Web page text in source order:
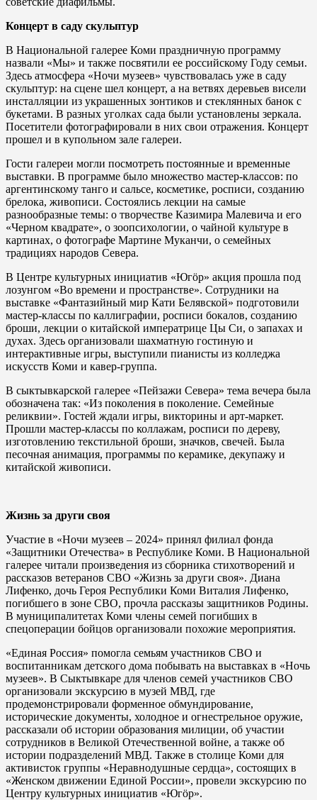
Концерт в саду скульптур
В Национальной галерее Коми праздничную программу
назвали «Мы» и также посвятили ее российскому Году семьи.
Здесь атмосфера «Ночи музеев» чувствовалась уже в саду
скульптур: на сцене шел концерт, а на ветвях деревьев висели
инсталляции из украшенных зонтиков и стеклянных банок с
букетами. В разных уголках сада были установлены зеркала.
Посетители фотографировали в них свои отражения. Концерт
прошел и в купольном зале галереи.
Гости галереи могли посмотреть постоянные и временные
выставки. В программе было множество мастер-классов: по
аргентинскому танго и сальсе, косметике, росписи, созданию
брелока, живописи. Состоялись лекции на самые
разнообразные темы: о творчестве Казимира Малевича и его
«Черном квадрате», о зоопсихологии, о чайной культуре в
картинах, о фотографе Мартине Муканчи, о семейных
традициях народов Севера.
В Центре культурных инициатив «Югöр» акция прошла под
лозунгом «Во времени и пространстве». Сотрудники на
выставке «Фантазийный мир Кати Белявской» подготовили
мастер-классы по каллиграфии, росписи бокалов, созданию
броши, лекции о китайской императрице Цы Си, о запахах и
духах. Здесь организовали шахматную гостиную и
интерактивные игры, выступили пианисты из колледжа
искусств Коми и кавер-группа.
В сыктывкарской галерее «Пейзажи Севера» тема вечера была
обозначена так: «Из поколения в поколение. Семейные
реликвии». Гостей ждали игры, викторины и арт-маркет.
Прошли мастер-классы по коллажам, росписи по дереву,
изготовлению текстильной броши, значков, свечей. Была
песочная анимация, программы по керамике, декупажу и
китайской живописи.
Жизнь за други своя
Участие в «Ночи музеев – 2024» принял филиал фонда
«Защитники Отечества» в Республике Коми. В Национальной
галерее читали произведения из сборника стихотворений и
рассказов ветеранов СВО «Жизнь за други своя». Диана
Лифенко, дочь Героя Республики Коми Виталия Лифенко,
погибшего в зоне СВО, прочла рассказы защитников Родины.
В муниципалитетах Коми члены семей погибших в
спецоперации бойцов организовали похожие мероприятия.
«Единая Россия» помогла семьям участников СВО и
воспитанникам детского дома побывать на выставках в «Ночь
музеев». В Сыктывкаре для членов семей участников СВО
организовали экскурсию в музей МВД, где
продемонстрировали форменное обмундирование,
исторические документы, холодное и огнестрельное оружие,
рассказали об истории образования милиции, об участии
сотрудников в Великой Отечественной войне, а также об
истории подразделений МВД. Также в столице Коми для
активисток группы «Неравнодушные сердца», состоящих в
«Женском движении Единой России», провели экскурсию по
Центру культурных инициатив «Югöр».